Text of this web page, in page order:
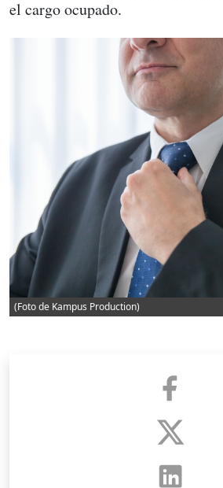
el cargo ocupado.
(Foto de Kampus Production)